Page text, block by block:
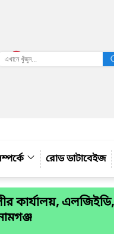
তথ্য বাতায়ন
রোড ডাটাবেইজ
কার্যালয়,